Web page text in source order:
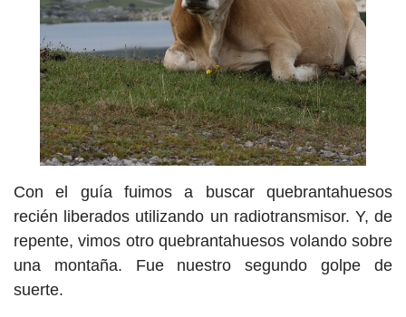
Con el guía fuimos a buscar quebrantahuesos
recién liberados utilizando un radiotransmisor. Y, de
repente, vimos otro quebrantahuesos volando sobre
una montaña. Fue nuestro segundo golpe de
suerte.